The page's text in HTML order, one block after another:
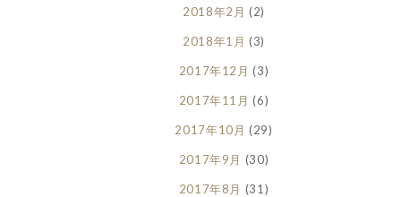
2018年2月 (2)
2018年1月 (3)
2017年12月 (3)
2017年11月 (6)
2017年10月 (29)
2017年9月 (30)
2017年8月 (31)